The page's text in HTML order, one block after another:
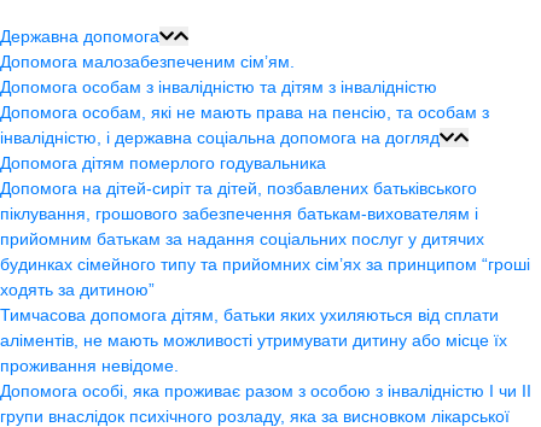
Державна допомога
Допомога малозабезпеченим сім’ям.
Допомога особам з інвалідністю та дітям з інвалідністю
Допомога особам, які не мають права на пенсію, та особам з
інвалідністю, і державна соціальна допомога на догляд
Допомога дітям померлого годувальника
Допомога на дітей-сиріт та дітей, позбавлених батьківського
піклування, грошового забезпечення батькам-вихователям і
прийомним батькам за надання соціальних послуг у дитячих
будинках сімейного типу та прийомних сім’ях за принципом “гроші
ходять за дитиною”
Тимчасова допомога дітям, батьки яких ухиляються від сплати
аліментів, не мають можливості утримувати дитину або місце їх
проживання невідоме.
Допомога особі, яка проживає разом з особою з інвалідністю І чи ІІ
групи внаслідок психічного розладу, яка за висновком лікарської